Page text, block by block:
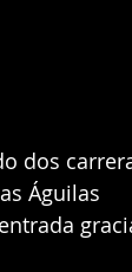
dos
Águilas